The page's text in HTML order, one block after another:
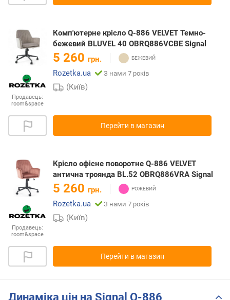
Продавець:
room&space
Комп'ютерне крісло Q-886 VELVET Темно-
бежевий BLUVEL 40 OBRQ886VCBE Signal
5 260 грн.
Rozetka.ua
З нами 7 років
(Київ)
Перейти в магазин
Продавець:
room&space
Крісло офісне поворотне Q-886 VELVET
антична троянда BL.52 OBRQ886VRA Signal
5 260 грн.
Rozetka.ua
З нами 7 років
(Київ)
Перейти в магазин
Динаміка цін на Signal Q-886